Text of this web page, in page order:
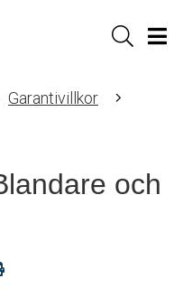
Sök
Garantivillkor
och